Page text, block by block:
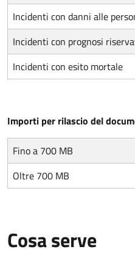
Incidenti con danni alle
Incidenti con prognosi
Incidenti con esito mortale
Importi per rilascio del
Fino a 700 MB
Oltre 700 MB
Cosa serve